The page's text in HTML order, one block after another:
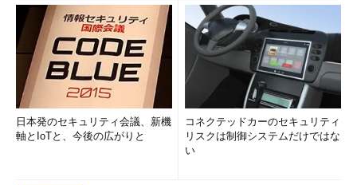
日本発のセキュリティ会議、新機
軸とIoTと、今後の広がりと
コネクテッドカーのセキュリティ
リスクは制御システムだけではな
い